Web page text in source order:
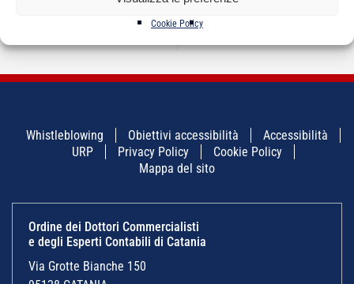
Cookie Policy
modifiche della Legge
di Stabilità per il 2012
Whistleblowing Obiettivi accessibilità
Accessibilità
URP
Privacy Policy
Cookie Policy
Mappa del sito
Ordine dei Dottori Commercialisti
e degli Esperti Contabili di Catania
Via Grotte Bianche 150